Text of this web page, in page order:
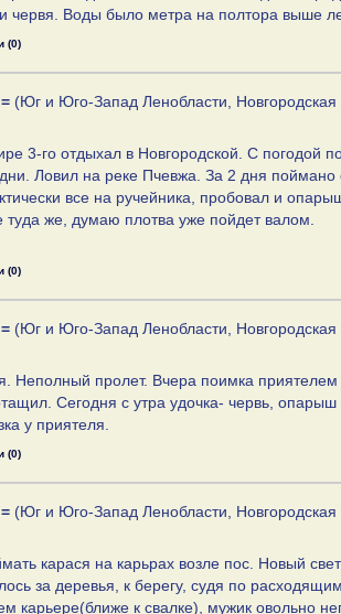
червя. Воды было метра на полтора выше
(0)
(Юг и Юго-Запад Ленобласти, Новгородская
3-го отдыхал в Новгородской. С погодой
Ловил на реке Пчевжа. За 2 дня поймано
все на ручейника, пробовал и
же, думаю плотва уже пойдет валом.
(0)
(Юг и Юго-Запад Ленобласти, Новгородская
Неполный пролет. Вчера поимка
Сегодня с утра удочка- червь,
у приятеля.
(0)
(Юг и Юго-Запад Ленобласти, Новгородская
карася на карьрах возле пос. Новый
за деревья, к берегу, судя по
карьере(ближе к свалке), мужик овольно